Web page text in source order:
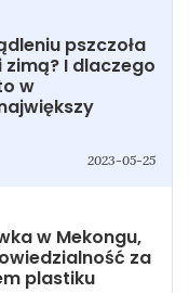
pszczoła
I dlaczego
w
2023-05-25
w Mekongu,
za
plastiku